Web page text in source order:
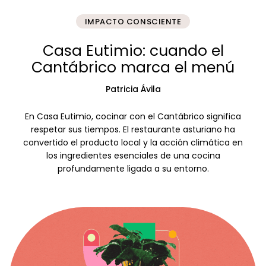
IMPACTO CONSCIENTE
Casa Eutimio: cuando el
Cantábrico marca el menú
Patricia Ávila
En Casa Eutimio, cocinar con el Cantábrico significa
respetar sus tiempos. El restaurante asturiano ha
convertido el producto local y la acción climática en
los ingredientes esenciales de una cocina
profundamente ligada a su entorno.